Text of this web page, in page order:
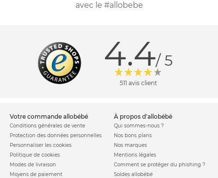
avec le #allobebe
4.4/ 5
511 avis client
votre commande allobébé
Conditions générales de vente
Protection des données personnelles
Personnaliser les cookies
Politique de cookies
Modes de livraison
Moyens de paiement
à propos d'allobébé
Qui sommes-nous ?
Nos bons plans
Nos marques
Mentions légales
Comment se protéger du phishing ?
Soldes allobébé